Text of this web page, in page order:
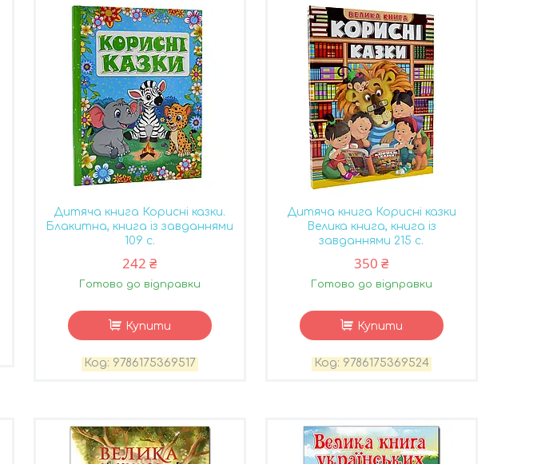
Дитяча книга Корисні казки.
Блакитна, книга із завданнями
109 с.
242 ₴
Готово до відправки
Купити
9786175369517
Дитяча книга Корисні казки
Велика книга, книга із
завданнями 215 с.
350 ₴
Готово до відправки
Купити
9786175369524